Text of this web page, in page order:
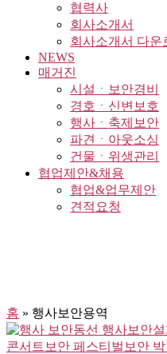
협력사
회사소개서
회사소개서 다운
NEWS
매거진
시설ㆍ보안경비
경호ㆍ신변보호
행사ㆍ축제보안
파견ㆍ아웃소싱
건물ㆍ위생관리
협업제안&채용
협업&업무제안
견적요청
홈 » 행사보안용역